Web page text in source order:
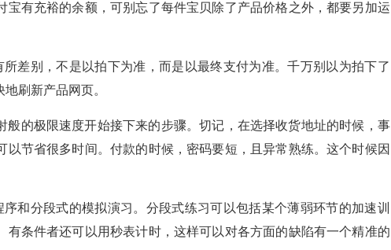
有充裕的余额，可别忘了每件宝贝除了产品价格之外，都要另加运
差别，不是以拍下为准，而是以最终支付为准。千万别以为拍下了
刷新产品网页。
般的极限速度开始接下来的步骤。切记，在选择收货地址的时候，事
节省很多时间。付款的时候，密码要短，且异常熟练。这个时候因
和分段式的模拟演习。分段式练习可以包括某个薄弱环节的加速训
条件者还可以用秒表计时，这样可以对各方面的缺陷有一个精准的